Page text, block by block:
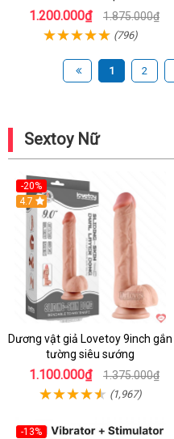
1.200.000₫ 1.875.000₫
(796)
1 2
Sextoy Nữ
-20%
Hot
4.7
Dương vật giả Lovetoy 9inch gắn
tường siêu sướng
1.100.000₫ 1.375.000₫
(1,967)
-13%